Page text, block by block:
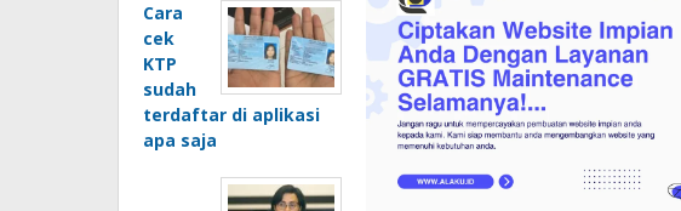
Cara
cek
KTP
sudah
terdaftar di aplikasi
apa saja